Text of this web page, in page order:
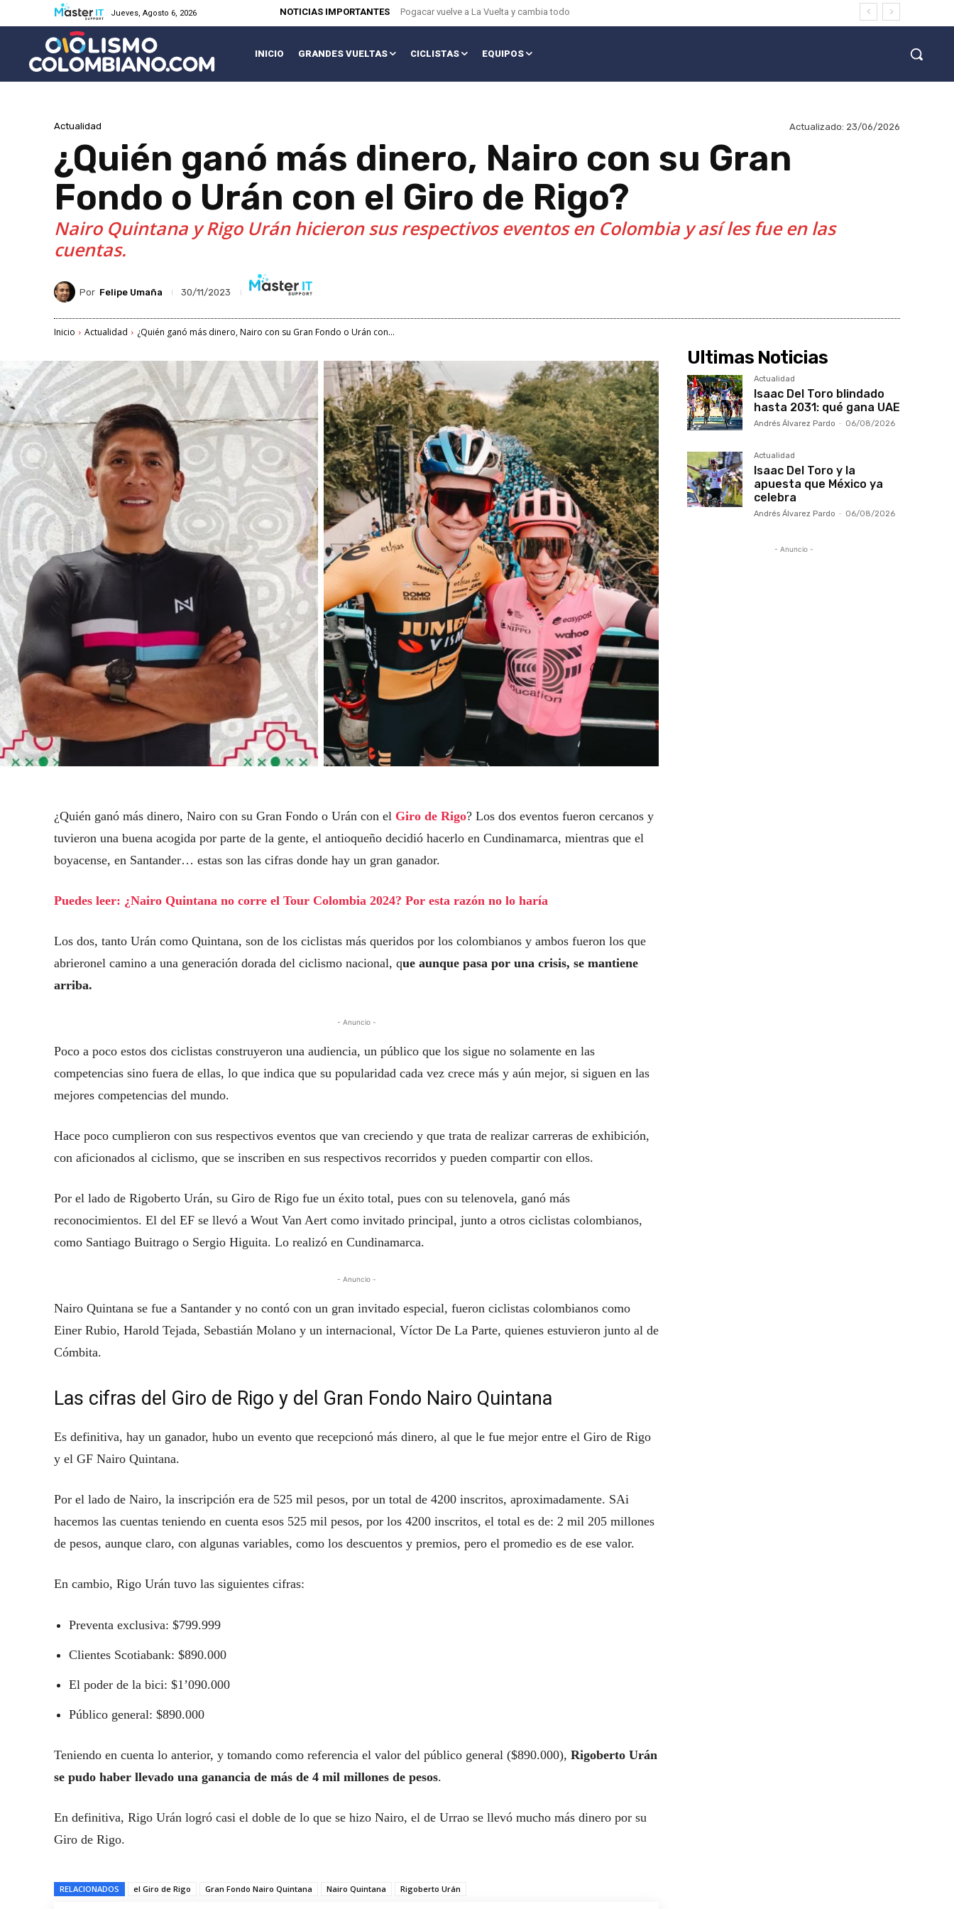
Jueves, Agosto 6, 2026 NOTICIAS IMPORTANTES Pogacar vuelve a La Vuelta y cambia todo
INICIO GRANDES VUELTAS CICLISTAS EQUIPOS
Actualidad Actualizado: 23/06/2026
¿Quién ganó más dinero, Nairo con su Gran
Fondo o Urán con el Giro de Rigo?
Nairo Quintana y Rigo Urán hicieron sus respectivos eventos en Colombia y así les fue en las
cuentas.
Por Felipe Umaña 30/11/2023
Inicio Actualidad ¿Quién ganó más dinero, Nairo con su Gran Fondo o Urán con...
¿Quién ganó más dinero, Nairo con su Gran Fondo o Urán con el Giro de Rigo? Los dos eventos fueron cercanos y
tuvieron una buena acogida por parte de la gente, el antioqueño decidió hacerlo en Cundinamarca, mientras que el
boyacense, en Santander… estas son las cifras donde hay un gran ganador.
Puedes leer: ¿Nairo Quintana no corre el Tour Colombia 2024? Por esta razón no lo haría
Los dos, tanto Urán como Quintana, son de los ciclistas más queridos por los colombianos y ambos fueron los que
abrieronel camino a una generación dorada del ciclismo nacional, que aunque pasa por una crisis, se mantiene
arriba.
- Anuncio -
Poco a poco estos dos ciclistas construyeron una audiencia, un público que los sigue no solamente en las
competencias sino fuera de ellas, lo que indica que su popularidad cada vez crece más y aún mejor, si siguen en las
mejores competencias del mundo.
Hace poco cumplieron con sus respectivos eventos que van creciendo y que trata de realizar carreras de exhibición,
con aficionados al ciclismo, que se inscriben en sus respectivos recorridos y pueden compartir con ellos.
Por el lado de Rigoberto Urán, su Giro de Rigo fue un éxito total, pues con su telenovela, ganó más
reconocimientos. El del EF se llevó a Wout Van Aert como invitado principal, junto a otros ciclistas colombianos,
como Santiago Buitrago o Sergio Higuita. Lo realizó en Cundinamarca.
- Anuncio -
Nairo Quintana se fue a Santander y no contó con un gran invitado especial, fueron ciclistas colombianos como
Einer Rubio, Harold Tejada, Sebastián Molano y un internacional, Víctor De La Parte, quienes estuvieron junto al de
Cómbita.
Las cifras del Giro de Rigo y del Gran Fondo Nairo Quintana
Es definitiva, hay un ganador, hubo un evento que recepcionó más dinero, al que le fue mejor entre el Giro de Rigo
y el GF Nairo Quintana.
Por el lado de Nairo, la inscripción era de 525 mil pesos, por un total de 4200 inscritos, aproximadamente. SAi
hacemos las cuentas teniendo en cuenta esos 525 mil pesos, por los 4200 inscritos, el total es de: 2 mil 205 millones
de pesos, aunque claro, con algunas variables, como los descuentos y premios, pero el promedio es de ese valor.
En cambio, Rigo Urán tuvo las siguientes cifras:
Preventa exclusiva: $799.999
Clientes Scotiabank: $890.000
El poder de la bici: $1’090.000
Público general: $890.000
Teniendo en cuenta lo anterior, y tomando como referencia el valor del público general ($890.000), Rigoberto Urán
se pudo haber llevado una ganancia de más de 4 mil millones de pesos.
En definitiva, Rigo Urán logró casi el doble de lo que se hizo Nairo, el de Urrao se llevó mucho más dinero por su
Giro de Rigo.
RELACIONADOS el Giro de Rigo Gran Fondo Nairo Quintana Nairo Quintana Rigoberto Urán
Ultimas Noticias
Actualidad
Isaac Del Toro blindado
hasta 2031: qué gana UAE
Andrés Álvarez Pardo - 06/08/2026
Actualidad
Isaac Del Toro y la
apuesta que México ya
celebra
Andrés Álvarez Pardo - 06/08/2026
- Anuncio -